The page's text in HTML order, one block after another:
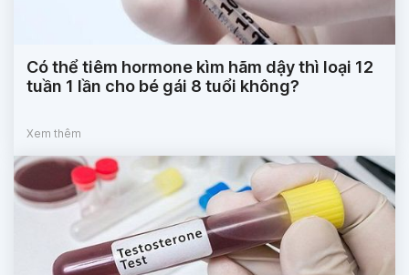
Có thể tiêm hormone kìm hãm dậy thì loại 12
tuần 1 lần cho bé gái 8 tuổi không?
Xem thêm